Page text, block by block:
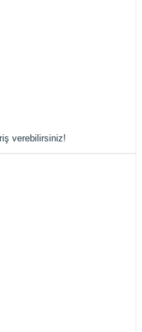
verebilirsiniz!